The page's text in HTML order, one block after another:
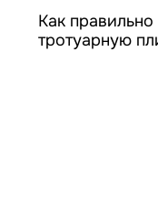
Смотреть
Как
тротуарную